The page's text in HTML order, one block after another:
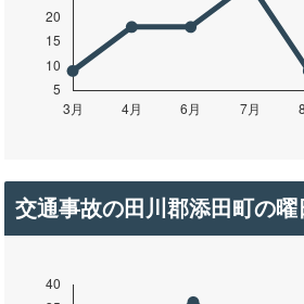
交通事故の田川郡添田町の